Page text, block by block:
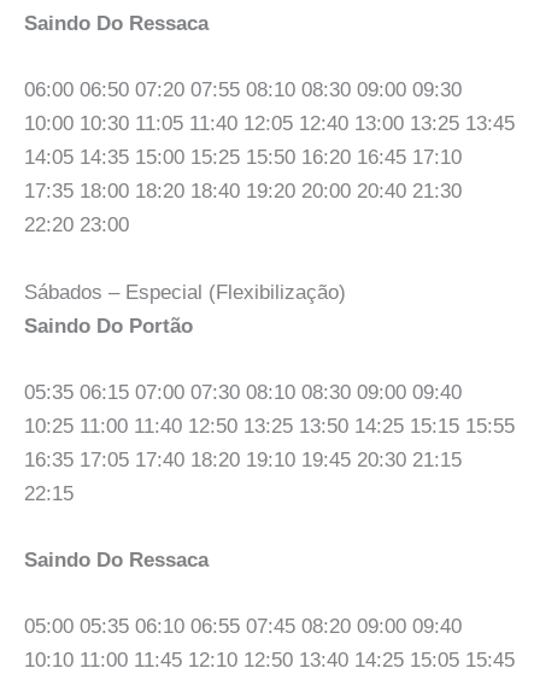
Saindo Do Ressaca
06:00 06:50 07:20 07:55 08:10 08:30 09:00 09:30
10:00 10:30 11:05 11:40 12:05 12:40 13:00 13:25 13:45
14:05 14:35 15:00 15:25 15:50 16:20 16:45 17:10
17:35 18:00 18:20 18:40 19:20 20:00 20:40 21:30
22:20 23:00
Sábados – Especial (Flexibilização)
Saindo Do Portão
05:35 06:15 07:00 07:30 08:10 08:30 09:00 09:40
10:25 11:00 11:40 12:50 13:25 13:50 14:25 15:15 15:55
16:35 17:05 17:40 18:20 19:10 19:45 20:30 21:15
22:15
Saindo Do Ressaca
05:00 05:35 06:10 06:55 07:45 08:20 09:00 09:40
10:10 11:00 11:45 12:10 12:50 13:40 14:25 15:05 15:45